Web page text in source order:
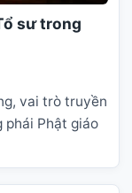
sư trong
vai trò truyền
Phật giáo